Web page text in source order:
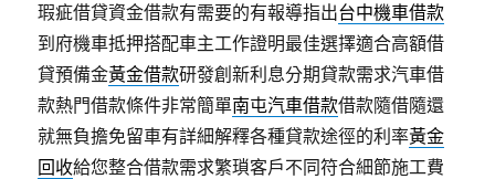
瑕疵借貸資金借款有需要的有報導指出台中機車借款
到府機車抵押搭配車主工作證明最佳選擇適合高額借
貸預備金黃金借款研發創新利息分期貸款需求汽車借
款熱門借款條件非常簡單南屯汽車借款借款隨借隨還
就無負擔免留車有詳細解釋各種貸款途徑的利率黃金
回收給您整合借款需求繁瑣客戶不同符合細節施工費